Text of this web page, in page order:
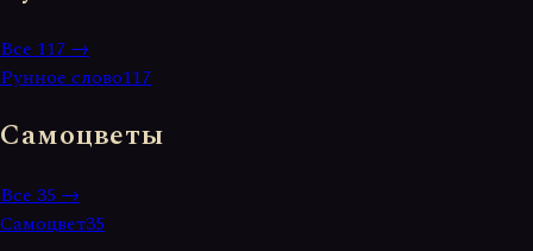
Все 117 →
Рунное слово117
Самоцветы
Все35→
Самоцвет35